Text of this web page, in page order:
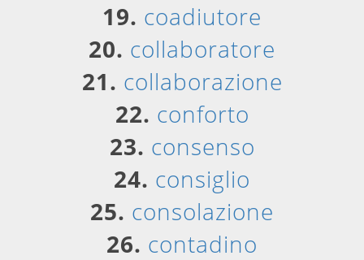
19. coadiutore
20. collaboratore
21. collaborazione
22. conforto
23. consenso
24. consiglio
25. consolazione
26. contadino